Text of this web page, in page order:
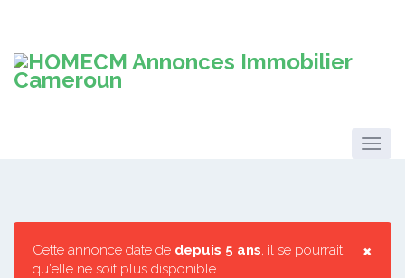
×
Cette annonce date de depuis 5 ans, il se pourrait
qu'elle ne soit plus disponible.